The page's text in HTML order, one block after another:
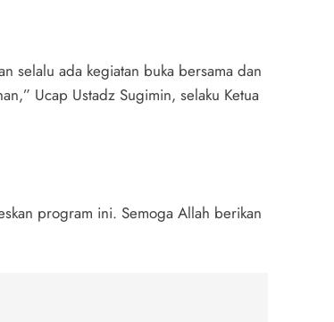
selalu ada kegiatan buka bersama dan
Ucap Ustadz Sugimin, selaku Ketua
program ini. Semoga Allah berikan